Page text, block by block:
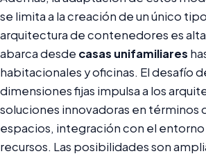
se limita a la creación de un único
arquitectura de contenedores es
abarca desde casas unifamiliares
habitacionales y oficinas. El desafío
dimensiones fijas impulsa a los
soluciones innovadoras en términos
espacios, integración con el
recursos. Las posibilidades son